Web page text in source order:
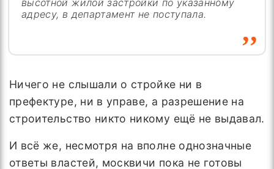
высотной жилой застройки по указанному
адресу, в департамент не поступала.
Ничего не слышали о стройке ни в
префектуре, ни в управе, а разрешение на
строительство никто никому ещё не выдавал.
И всё же, несмотря на вполне однозначные
ответы властей, москвичи пока не готовы